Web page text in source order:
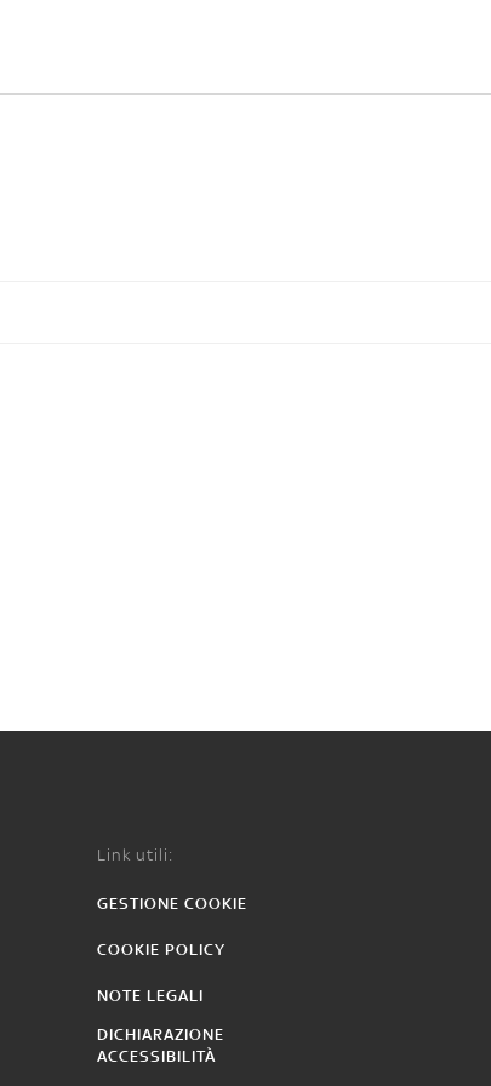
Link utili:
GESTIONE COOKIE
COOKIE POLICY
NOTE LEGALI
DICHIARAZIONE
ACCESSIBILITÀ